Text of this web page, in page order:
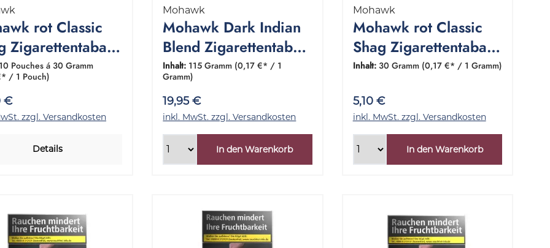
rot Classic
Zigarettentabak
10x30
10 Pouches á 30 Gramm
/ 1 Pouch)
€
zzgl. Versandkosten
Details
Mohawk
Mohawk Dark Indian
Blend Zigarettentabak
1 Dose 115 Gramm
Inhalt: 115 Gramm (0,17 €* / 1
Gramm)
19,95 €
inkl. MwSt. zzgl. Versandkosten
In den Warenkorb
Mohawk
Mohawk rot Classic
Shag Zigarettentabak
1 Pouch 30 Gramm
Inhalt: 30 Gramm (0,17 €* / 1 Gramm)
5,10 €
inkl. MwSt. zzgl. Versandkosten
In den Warenkorb